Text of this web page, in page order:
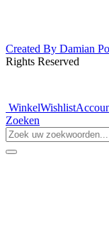
Created By Damian
Rights Reserved
WinkelWishlist
Zoeken